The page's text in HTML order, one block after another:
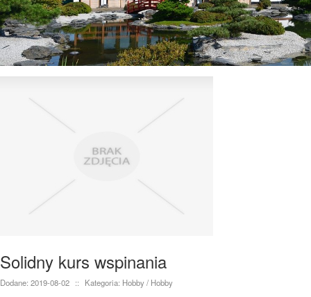
Solidny kurs wspinania
Dodane: 2019-08-02 ::
Kategoria: Hobby / Hobby